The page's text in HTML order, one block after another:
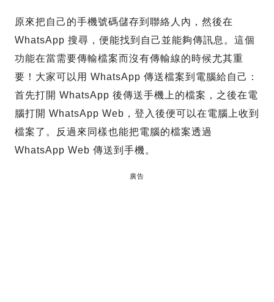
原來把自己的手機號碼儲存到聯絡人內，然後在
WhatsApp 搜尋，便能找到自己並能夠傳訊息。這個
功能在當需要傳輸檔案而沒有傳輸線的時候尤其重
要！大家可以用 WhatsApp 傳送檔案到電腦給自己：
首先打開 WhatsApp 後傳送手機上的檔案，之後在電
腦打開 WhatsApp Web，登入後便可以在電腦上收到
檔案了。反過來同樣也能把電腦的檔案透過
WhatsApp Web 傳送到手機。
廣告